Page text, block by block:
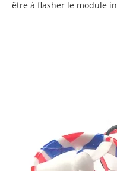
être à flasher le module